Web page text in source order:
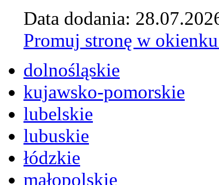
Data dodania:
Promuj stronę w
dolnośląskie
kujawsko-pomorskie
lubelskie
lubuskie
łódzkie
małopolskie